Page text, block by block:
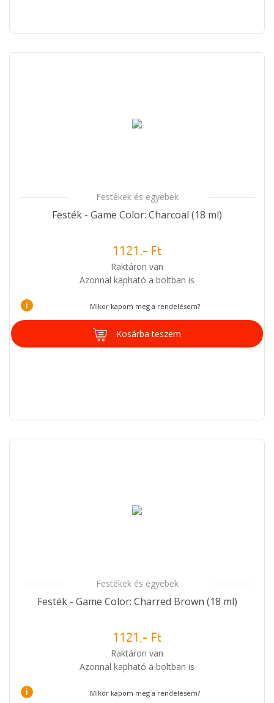
Festékek és egyebek
Festék - Game Color: Charcoal (18 ml)
1121,- Ft
Raktáron van
Azonnal kapható a boltban is
i Mikor kapom meg a rendelésem?
Kosárba teszem
Festékek és egyebek
Festék - Game Color: Charred Brown (18 ml)
1121,- Ft
Raktáron van
Azonnal kapható a boltban is
i Mikor kapom meg a rendelésem?